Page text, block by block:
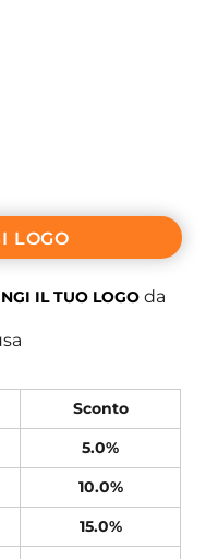
LOGO
IL TUO LOGO da
Sconto
5.0%
10.0%
15.0%